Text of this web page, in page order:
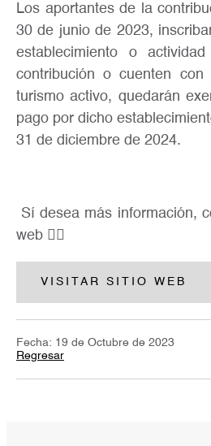
Los aportantes de la
30 de junio de 2023,
establecimiento o
contribución o cuenten con
turismo activo, quedarán
pago por dicho
31 de diciembre de 2024.
Sí desea más información,
web 👉🏼
VISITAR SITIO WEB
Fecha: 19 de Octubre de 2023
Regresar